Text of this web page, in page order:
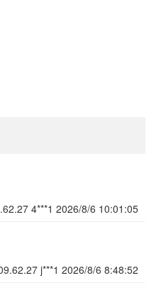
4***1 2026/8/6 10:01:05
j***1 2026/8/6 8:48:52